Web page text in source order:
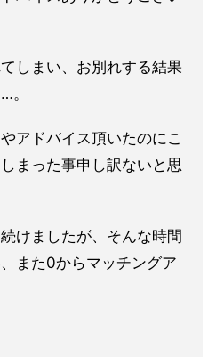
しまい、お別れする結果
。
アドバイス頂いたのにこ
まった事申し訳ないと思
けましたが、そんな時間
また0からマッチングア